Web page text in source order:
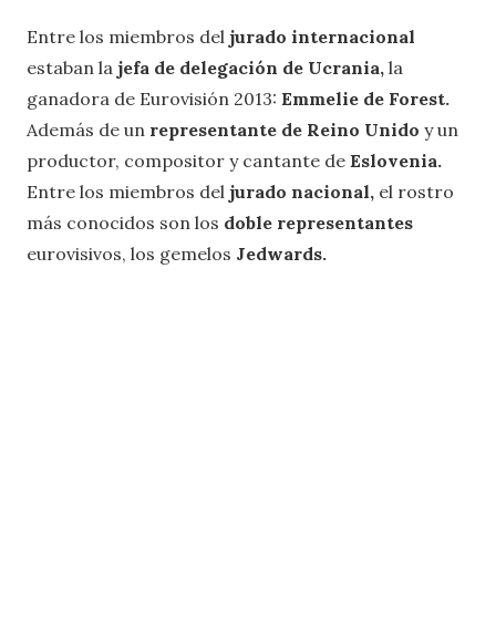
Entre los miembros del jurado internacional
estaban la jefa de delegación de Ucrania, la
ganadora de Eurovisión 2013: Emmelie de Forest.
Además de un representante de Reino Unido y un
productor, compositor y cantante de Eslovenia.
Entre los miembros del jurado nacional, el rostro
más conocidos son los doble representantes
eurovisivos, los gemelos Jedwards.